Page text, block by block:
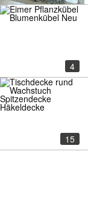
4
15